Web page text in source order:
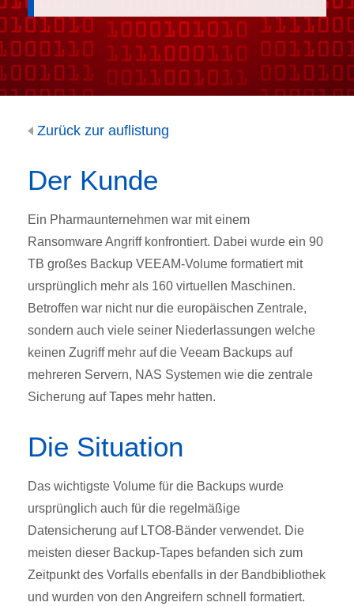
Zurück zur auflistung
Der Kunde
Ein Pharmaunternehmen war mit einem
Ransomware Angriff konfrontiert. Dabei wurde ein 90
TB großes Backup VEEAM-Volume formatiert mit
ursprünglich mehr als 160 virtuellen Maschinen.
Betroffen war nicht nur die europäischen Zentrale,
sondern auch viele seiner Niederlassungen welche
keinen Zugriff mehr auf die Veeam Backups auf
mehreren Servern, NAS Systemen wie die zentrale
Sicherung auf Tapes mehr hatten.
Die Situation
Das wichtigste Volume für die Backups wurde
ursprünglich auch für die regelmäßige
Datensicherung auf LTO8-Bänder verwendet. Die
meisten dieser Backup-Tapes befanden sich zum
Zeitpunkt des Vorfalls ebenfalls in der Bandbibliothek
und wurden von den Angreifern schnell formatiert.